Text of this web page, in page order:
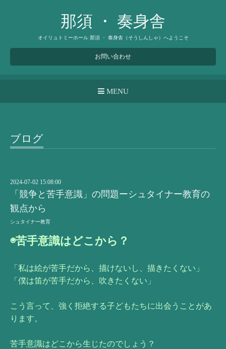
那須 ・ 奏身舎
オイリュトミーホール 那須 ・ 奏身舎（そうしんしゃ）へようこそ
お問い合わせ
MENU
ブログ
2024-07-02 15:08:00
「競争と苦手意識」の問題ーシュタイナー教育の
観点から
シュタイナー教育
◉苦手意識はどこから？
「私は絵が苦手だから、描けないし、描きたくない」
「僕は笛が苦手だから、吹きたくない」
こう言って、強く拒絶する子どもたちに出会うことがあ
ります。
苦手意識はどこから生じたのでしょう？